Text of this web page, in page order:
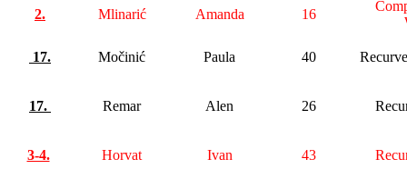
2. Mlinarić Amanda 16
17. Močinić Paula 40
17. Remar Alen 26
3-4. Horvat Ivan 43